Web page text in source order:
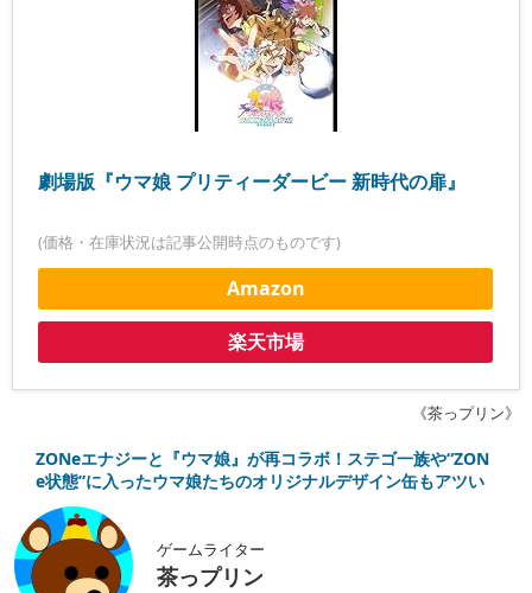
劇場版『ウマ娘 プリティーダービー 新時代の扉』
(価格・在庫状況は記事公開時点のものです)
Amazon
楽天市場
《茶っプリン》
ZONeエナジーと『ウマ娘』が再コラボ！ステゴ一族や“ZON
e状態”に入ったウマ娘たちのオリジナルデザイン缶もアツい
ゲームライター
茶っプリン